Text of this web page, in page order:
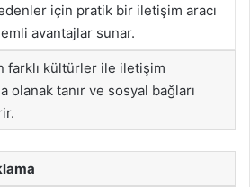
için pratik bir iletişim aracı
avantajlar sunar.
farklı kültürler ile iletişim
olanak tanır ve sosyal bağları